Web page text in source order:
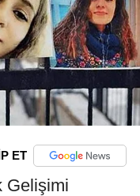
ET
Gelişimi